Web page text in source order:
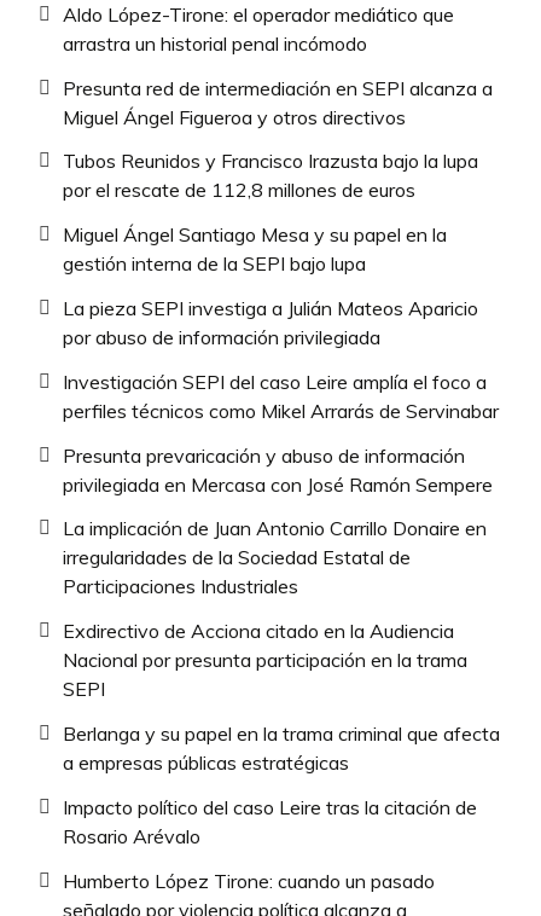
Aldo López-Tirone: el operador mediático que
arrastra un historial penal incómodo
Presunta red de intermediación en SEPI alcanza a
Miguel Ángel Figueroa y otros directivos
Tubos Reunidos y Francisco Irazusta bajo la lupa
por el rescate de 112,8 millones de euros
Miguel Ángel Santiago Mesa y su papel en la
gestión interna de la SEPI bajo lupa
La pieza SEPI investiga a Julián Mateos Aparicio
por abuso de información privilegiada
Investigación SEPI del caso Leire amplía el foco a
perfiles técnicos como Mikel Arrarás de Servinabar
Presunta prevaricación y abuso de información
privilegiada en Mercasa con José Ramón Sempere
La implicación de Juan Antonio Carrillo Donaire en
irregularidades de la Sociedad Estatal de
Participaciones Industriales
Exdirectivo de Acciona citado en la Audiencia
Nacional por presunta participación en la trama
SEPI
Berlanga y su papel en la trama criminal que afecta
a empresas públicas estratégicas
Impacto político del caso Leire tras la citación de
Rosario Arévalo
Humberto López Tirone: cuando un pasado
señalado por violencia política alcanza a